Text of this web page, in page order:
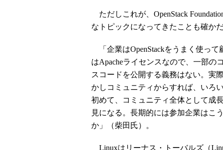
ただしこれが、OpenStack
なトピックになってきたことも確かだ
「企業はOpenStackをうまく使って
はApacheライセンスなので、一部の
スコードを公開する義務はない。実
かしコミュニティからすれば、いろ
初めて、コミュニティ全体として成
見になる。長期的には参加企業はこ
か」（柴田氏）。
Linuxはリーナス・トーバルズ（